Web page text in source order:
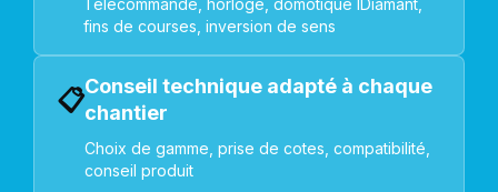
Télécommande, horloge, domotique IDiamant,
fins de courses, inversion de sens
📋Conseil technique adapté à chaque
chantier
Choix de gamme, prise de cotes, compatibilité,
conseil produit